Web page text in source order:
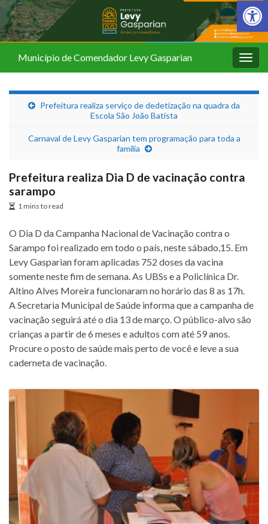
Barra de
Município de Comendador Levy Gasparian
Prefeitura realiza serviço de dedetização na quadra da
Escola São João Batista
Carnaval de Levy Gasparian tem programação para toda a
família
Prefeitura realiza Dia D de vacinação contra
sarampo
1 mins to read
O Dia D da Campanha Nacional de Vacinação contra o
Sarampo foi realizado em todo o país, neste sábado,15. Em
Levy Gasparian foram aplicadas 752 doses da vacina
somente neste fim de semana. As UBSs e a Policlínica Dr.
Altino Alves Moreira funcionaram no horário das 8 as 17h.
A Secretaria Municipal de Saúde informa que a campanha de
vacinação seguirá até o dia 13 de março. O público-alvo são
crianças a partir de 6 meses e adultos com até 59 anos.
Procure o posto de saúde mais perto de você e leve a sua
caderneta de vacinação.